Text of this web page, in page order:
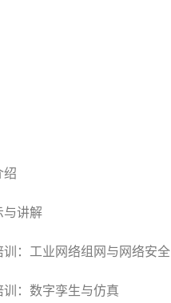
讲解
：工业网络组网与网络安全
：数字孪生与仿真